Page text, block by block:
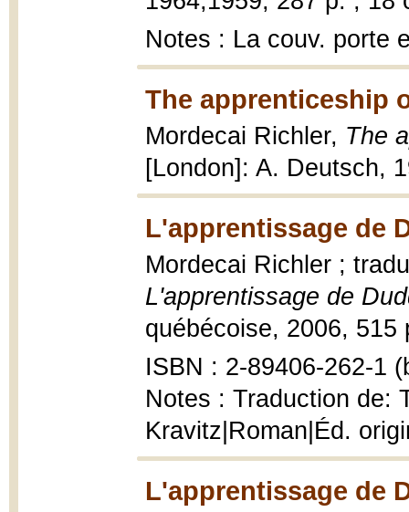
Notes : La couv. porte
The apprenticeship
Mordecai Richler, The
[London]: A. Deutsch,
L'apprentissage de
Mordecai Richler ;
L'apprentissage de
québécoise, 2006, 515
ISBN : 2-89406-262-1
Notes : Traduction de:
Kravitz|Roman|Éd.
L'apprentissage de